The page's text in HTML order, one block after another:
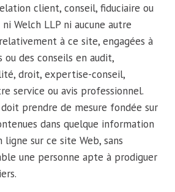
client, conseil, fiduciaire ou
Welch LLP ni aucune autre
à ce site, engagées à
ou des conseils en audit,
droit, expertise-conseil,
service ou avis professionnel.
prendre de mesure fondée sur
dans quelque information
sur ce site Web, sans
une personne apte à prodiguer